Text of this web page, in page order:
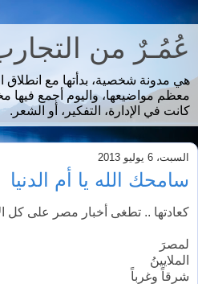
عُمُـرٌ من
هي مدونة شخصية، بدأتها مع
معظم مواضيعها، واليوم أجمع فيها
كانت في الإدارة، التفكير، أو الشعر.
السبت، 6 يوليو 2013
سامحك الله يا أم الدنيا
كعادتها .. تطغى أخبار مصر على كل
لمصرَ
الملايينُ
شرقاً وغرباً